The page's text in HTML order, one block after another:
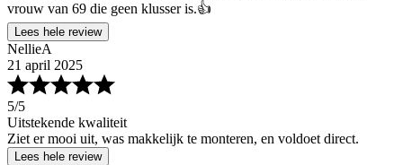
vrouw van 69 die geen klusser is.👍
Lees hele review
NellieA
21 april 2025
5/5
Uitstekende kwaliteit
Ziet er mooi uit, was makkelijk te monteren, en voldoet direct.
Lees hele review